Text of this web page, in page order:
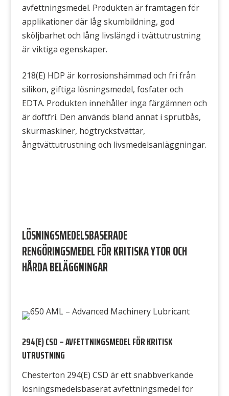
avfettningsmedel. Produkten är framtagen för
applikationer där låg skumbildning, god
sköljbarhet och lång livslängd i tvättutrustning
är viktiga egenskaper.
218(E) HDP är korrosionshämmad och fri från
silikon, giftiga lösningsmedel, fosfater och
EDTA. Produkten innehåller inga färgämnen och
är doftfri. Den används bland annat i sprutbås,
skurmaskiner, högtryckstvättar,
ångtvättutrustning och livsmedelsanläggningar.
LÖSNINGSMEDELSBASERADE
RENGÖRINGSMEDEL FÖR KRITISKA YTOR OCH
HÅRDA BELÄGGNINGAR
294(E) CSD – AVFETTNINGSMEDEL FÖR KRITISK
UTRUSTNING
Chesterton 294(E) CSD är ett snabbverkande
lösningsmedelsbaserat avfettningsmedel för